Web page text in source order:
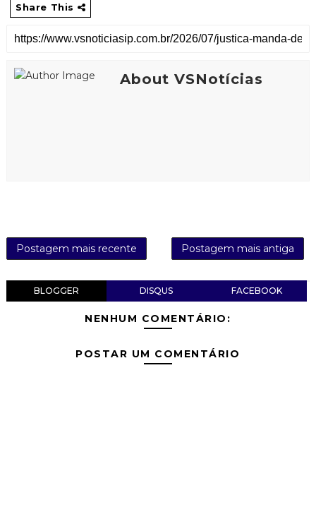
Share This
About VSNotícias
Postagem mais recente Postagem mais antiga
BLOGGER DISQUS FACEBOOK
NENHUM COMENTÁRIO:
POSTAR UM COMENTÁRIO